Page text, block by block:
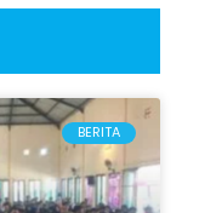
BERITA